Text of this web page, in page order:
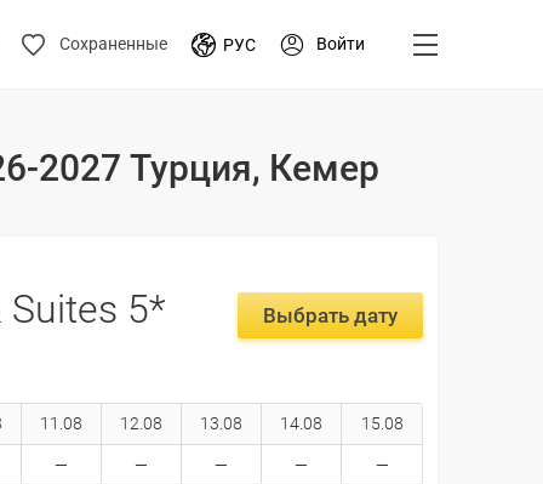
Сохраненные РУС Войти
2027 Турция, Кемер
Suites 5* Выбрать дату
11.08 12.08 13.08 14.08 15.08